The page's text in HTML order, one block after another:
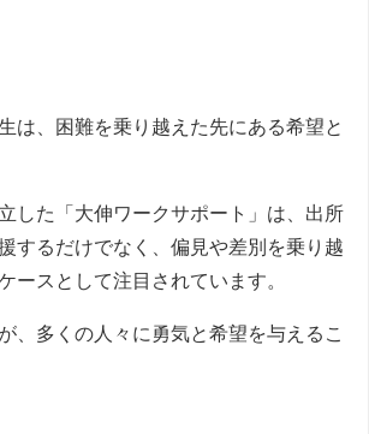
は、困難を乗り越えた先にある希望と
した「大伸ワークサポート」は、出所
するだけでなく、偏見や差別を乗り越
ースとして注目されています。
、多くの人々に勇気と希望を与えるこ